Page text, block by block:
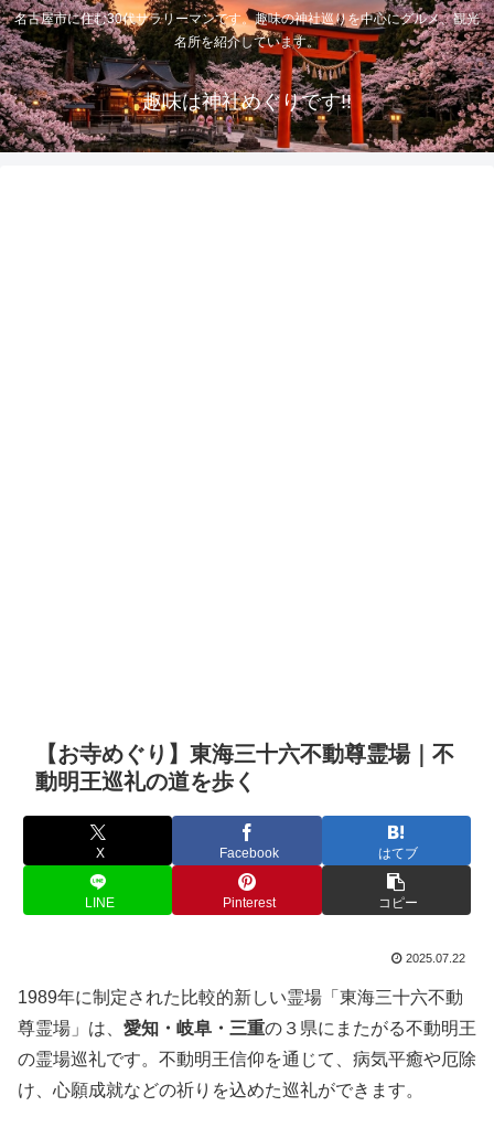
名古屋市に住む30代サラリーマンです。趣味の神社巡りを中心にグルメ、観光
名所を紹介しています。
趣味は神社めぐりです!!
【お寺めぐり】東海三十六不動尊霊場｜不
動明王巡礼の道を歩く
X Facebook はてブ
LINE Pinterest コピー
2025.07.22
1989年に制定された比較的新しい霊場「東海三十六不動
尊霊場」は、 愛知・岐阜・三重の３県にまたがる不動明王
の霊場巡礼です。不動明王信仰を通じて、病気平癒や厄除
け、心願成就などの祈りを込めた巡礼ができます。